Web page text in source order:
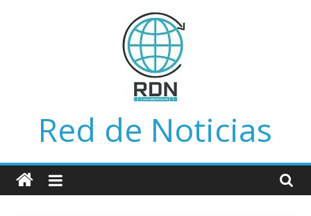
Red de Noticias